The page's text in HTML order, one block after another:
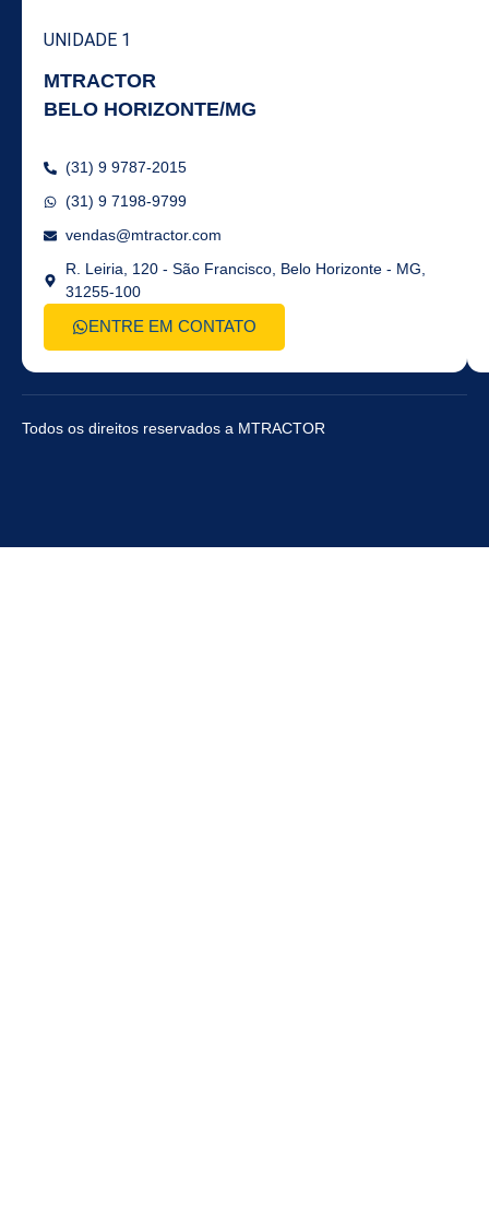
UNIDADE 1
MTRACTOR
BELO HORIZONTE/MG
(31) 9 9787-2015
(31) 9 7198-9799
vendas@mtractor.com
R. Leiria, 120 - São Francisco, Belo Horizonte - MG,
31255-100
ENTRE EM CONTATO
Todos os direitos reservados a MTRACTOR